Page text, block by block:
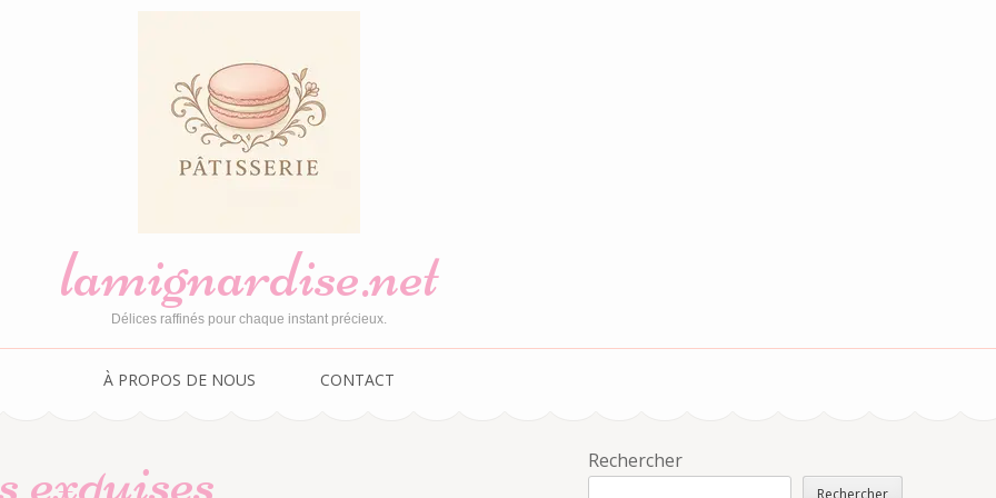
lamignardise.net
Délices raffinés pour chaque instant précieux.
À PROPOS DE NOUS CONTACT
exquises Rechercher